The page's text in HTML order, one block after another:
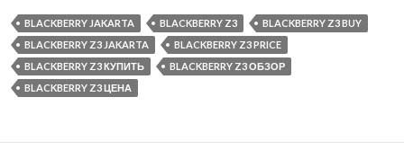
BLACKBERRY JAKARTA BLACKBERRY Z3
BLACKBERRY Z3 BUY
BLACKBERRY Z3 JAKARTA
BLACKBERRY Z3 PRICE
BLACKBERRY Z3 КУПИТЬ
BLACKBERRY Z3 ОБЗОР
BLACKBERRY Z3 ЦЕНА